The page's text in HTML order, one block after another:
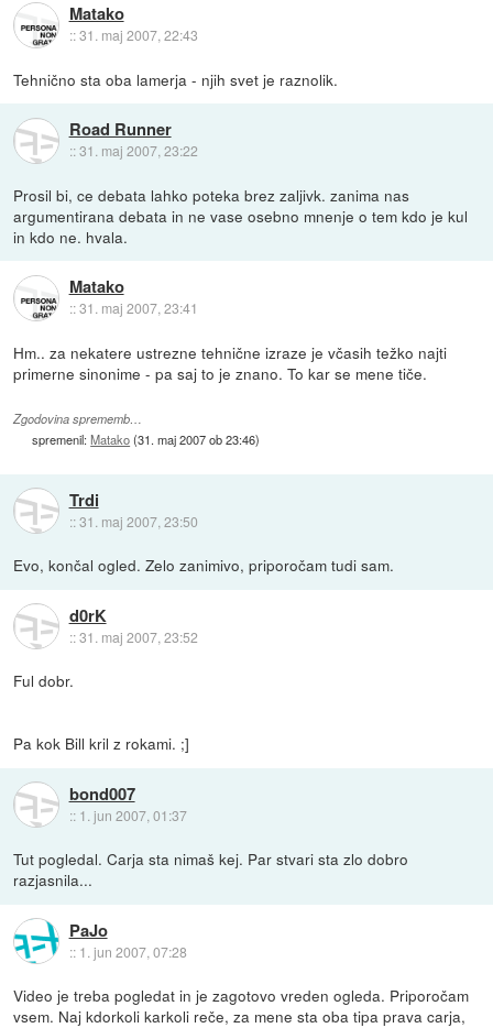
Matako
::31. maj 2007, 22:43
Tehnično sta oba lamerja - njih svet je raznolik.
Road Runner
::31. maj 2007, 23:22
Prosil bi, ce debata lahko poteka brez zaljivk. zanima nas
argumentirana debata in ne vase osebno mnenje o tem kdo je kul
in kdo ne. hvala.
Matako
::31. maj 2007, 23:41
Hm.. za nekatere ustrezne tehnične izraze je včasih težko najti
primerne sinonime - pa saj to je znano. To kar se mene tiče.
Zgodovina sprememb…
spremenil:Matako(31. maj 2007 ob 23:46)
Trdi
::31. maj 2007, 23:50
Evo, končal ogled. Zelo zanimivo, priporočam tudi sam.
d0rK
::31. maj 2007, 23:52
Ful dobr.
Pa kok Bill kril z rokami. ;]
bond007
:: 1. jun 2007, 01:37
Tut pogledal. Carja sta nimaš kej. Par stvari sta zlo dobro
razjasnila...
PaJo
:: 1. jun 2007, 07:28
Video je treba pogledat in je zagotovo vreden ogleda. Priporočam
vsem. Naj kdorkoli karkoli reče, za mene sta oba tipa prava carja,